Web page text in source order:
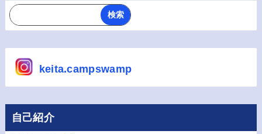
keita.campswamp
自己紹介